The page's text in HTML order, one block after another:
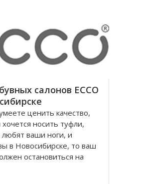
Ленина в Томске одна из
салонов ECCO
ценить качество,
хочется носить туфли,
ваши ноги, и
в Новосибирске, то ваш
остановиться на